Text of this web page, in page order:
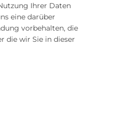
Ihrer Daten
eine darüber
vorbehalten, die
die wir Sie in dieser